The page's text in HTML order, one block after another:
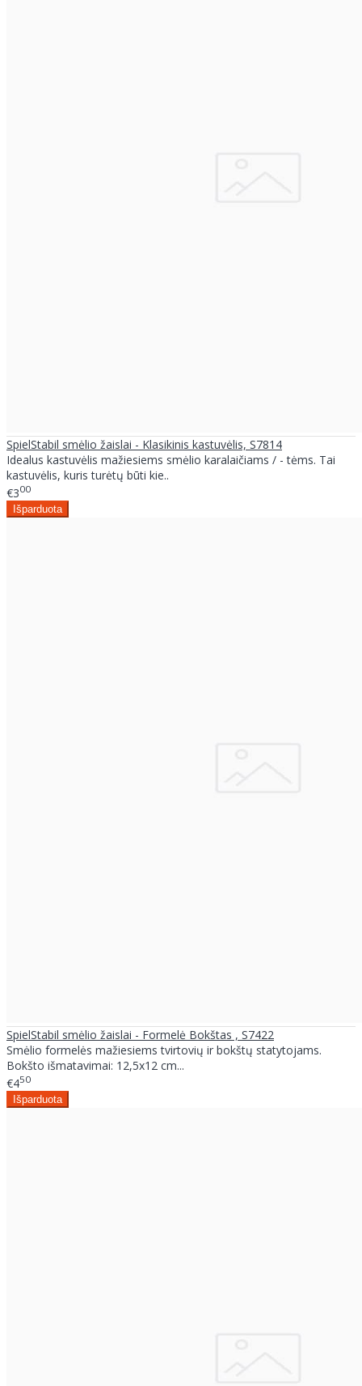
SpielStabil smėlio žaislai - Klasikinis kastuvėlis, S7814
Idealus kastuvėlis mažiesiems smėlio karalaičiams / - tėms. Tai
kastuvėlis, kuris turėtų būti kie..
€300
SpielStabil smėlio žaislai - Formelė Bokštas , S7422
Smėlio formelės mažiesiems tvirtovių ir bokštų statytojams.
Bokšto išmatavimai: 12,5x12 cm...
€450